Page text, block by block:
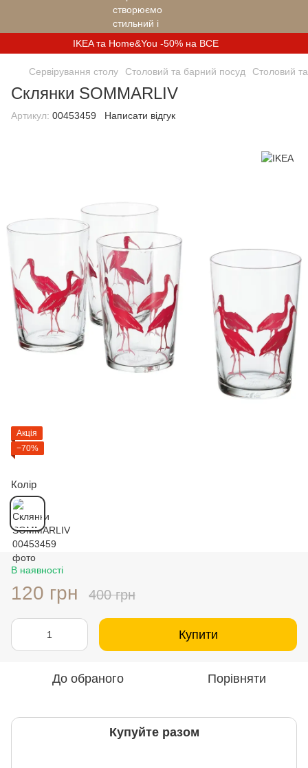
IKEA та Home&You -50% на ВСЕ
Сервірування столу Столовий та барний посуд Столовий
Склянки SOMMARLIV
Артикул: 00453459 Написати відгук
Акція
−70%
Колір
В наявності
120 грн 400 грн
Купити
До обраного Порівняти
Купуйте разом